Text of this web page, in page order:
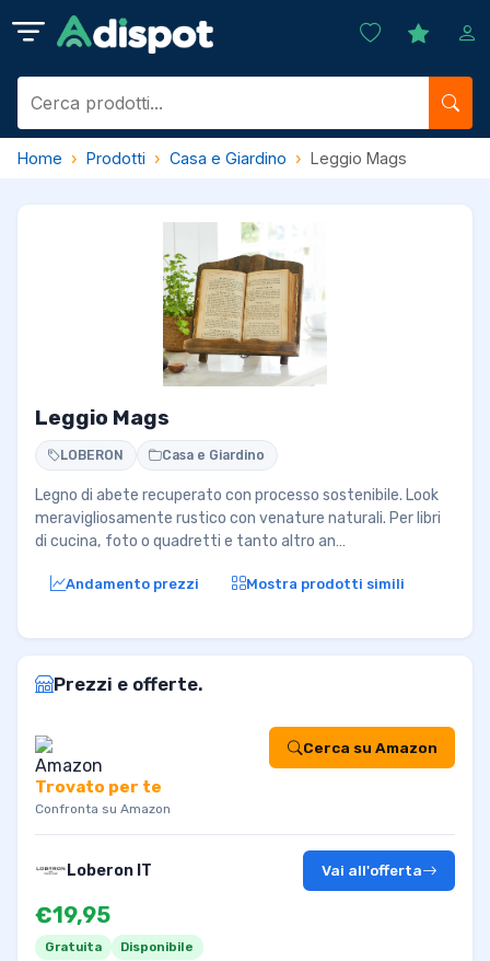
Home Prodotti Casa e Giardino Leggio Mags
Leggio Mags
LOBERON Casa e Giardino
Legno di abete recuperato con processo sostenibile. Look
meravigliosamente rustico con venature naturali. Per libri
di cucina, foto o quadretti e tanto altro an…
Andamento prezzi Mostra prodotti simili
Prezzi e offerte.
Trovato per te
Confronta su Amazon
Cerca su Amazon
Loberon IT
€19,95
Gratuita Disponibile
Vai all'offerta